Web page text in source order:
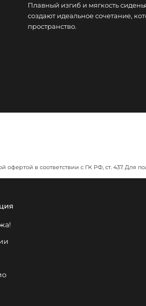
Плавный изгиб и мягкость
создают идеальное сочетание,
пространство.
офертой в соответствии с ГК РФ, ст. 437.